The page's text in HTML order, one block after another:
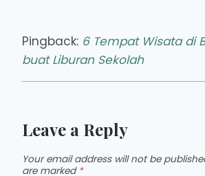
Pingback: 6 Tempat Wisata di
buat Liburan Sekolah
Leave a Reply
Your email address will not be
are marked *